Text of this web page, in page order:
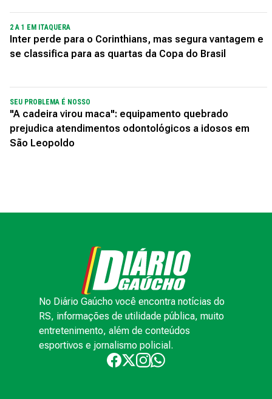
2 A 1 EM ITAQUERA
Inter perde para o Corinthians, mas segura vantagem e
se classifica para as quartas da Copa do Brasil
SEU PROBLEMA É NOSSO
"A cadeira virou maca": equipamento quebrado
prejudica atendimentos odontológicos a idosos em
São Leopoldo
No Diário Gaúcho você encontra notícias do
RS, informações de utilidade pública, muito
entretenimento, além de conteúdos
esportivos e jornalismo policial.